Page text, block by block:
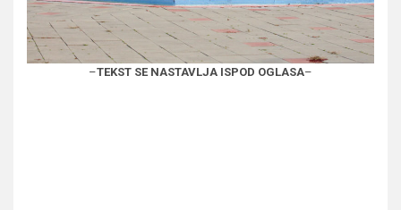
–TEKST SE NASTAVLJA ISPOD OGLASA–